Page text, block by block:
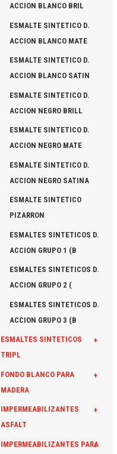
ACCION BLANCO BRIL
ESMALTE SINTETICO D.
ACCION BLANCO MATE
ESMALTE SINTETICO D.
ACCION BLANCO SATIN
ESMALTE SINTETICO D.
ACCION NEGRO BRILL
ESMALTE SINTETICO D.
ACCION NEGRO MATE
ESMALTE SINTETICO D.
ACCION NEGRO SATINA
ESMALTE SINTETICO
PIZARRON
ESMALTES SINTETICOS D.
ACCION GRUPO 1 (B
ESMALTES SINTETICOS D.
ACCION GRUPO 2 (
ESMALTES SINTETICOS D.
ACCION GRUPO 3 (B
+
ESMALTES SINTETICOS
TRIPL
+
FONDO BLANCO PARA
MADERA
+
IMPERMEABILIZANTES
ASFALT
+
IMPERMEABILIZANTES PARA